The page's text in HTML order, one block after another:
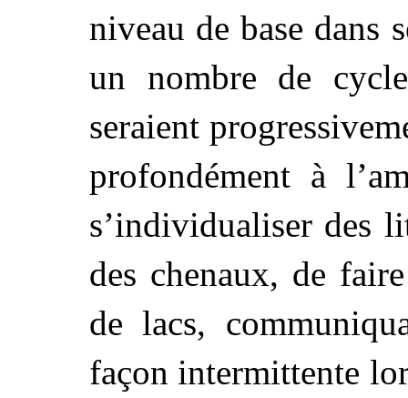
niveau de base dans
un nombre de
seraient
profondément à
s’individualiser des
des chenaux, de
de lacs,
façon intermittente